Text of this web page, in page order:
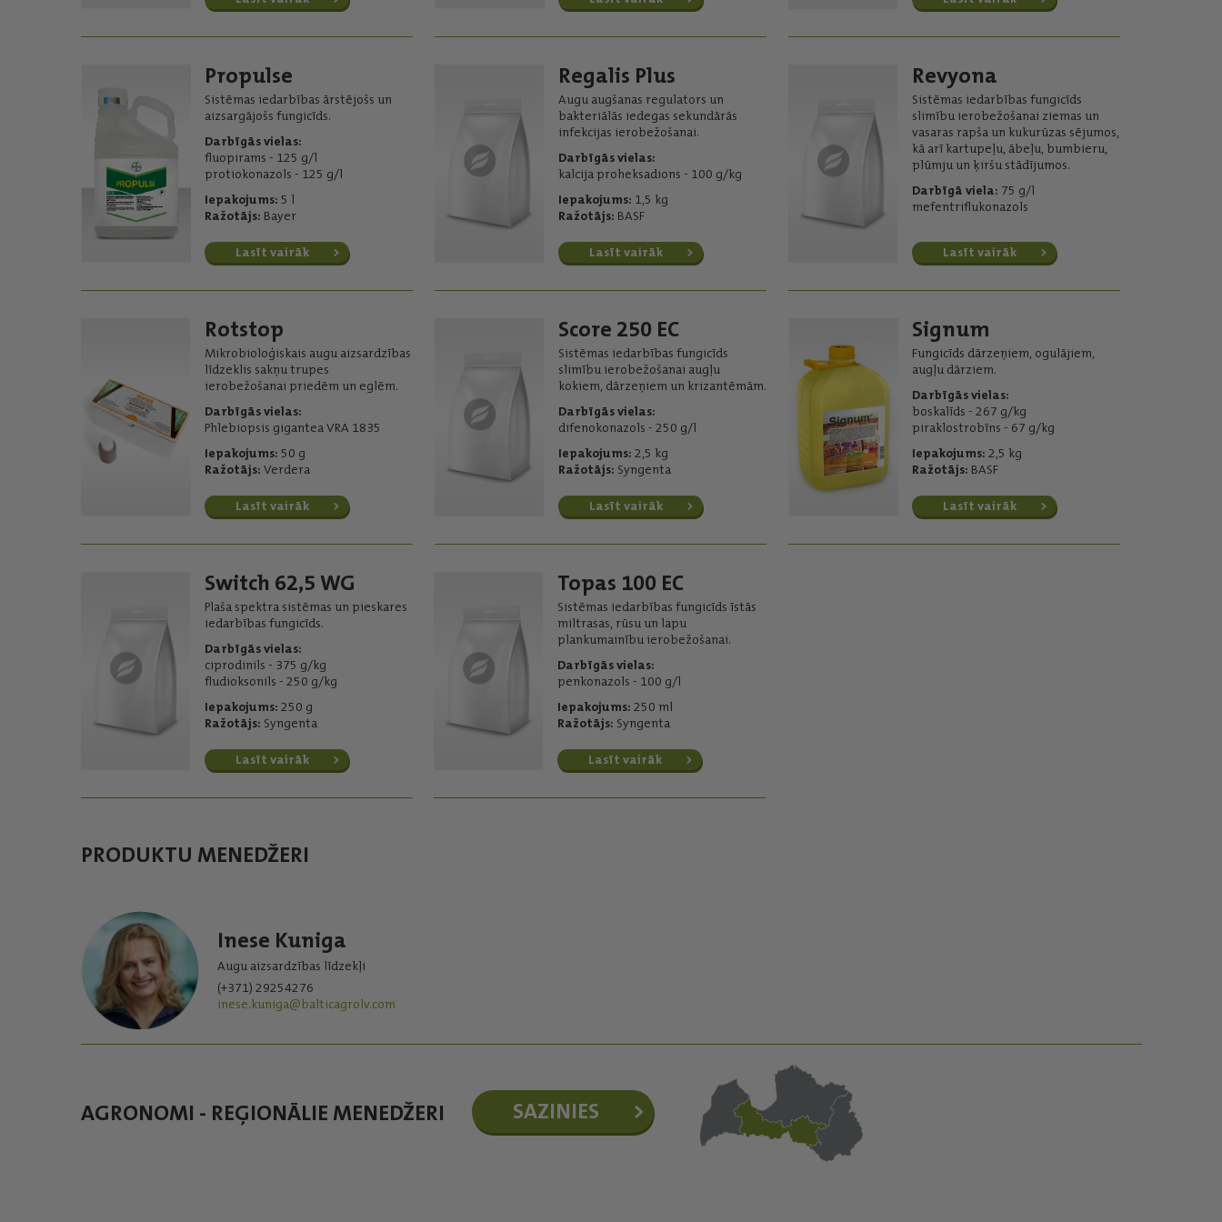
Propulse
Sistēmas iedarbības ārstējošs un
aizsargājošs fungicīds.
Darbīgās vielas:
fluopirams - 125 g/l
protiokonazols - 125 g/l
Iepakojums: 5 l
Ražotājs: Bayer
Lasīt vairāk
Regalis Plus
Augu augšanas regulators un
bakteriālās iedegas sekundārās
infekcijas ierobežošanai.
Darbīgās vielas:
kalcija proheksadions - 100 g/kg
Iepakojums: 1,5 kg
Ražotājs: BASF
Lasīt vairāk
Revyona
Sistēmas iedarbības fungicīds
slimību ierobežošanai ziemas un
vasaras rapša un kukurūzas sējumos,
kā arī kartupeļu, ābeļu, bumbieru,
plūmju un ķiršu stādījumos.
Darbīgā viela: 75 g/l
mefentriflukonazols
Lasīt vairāk
Rotstop
Mikrobioloģiskais augu aizsardzības
līdzeklis sakņu trupes
ierobežošanai priedēm un eglēm.
Darbīgās vielas:
Phlebiopsis giganteaVRA 1835
Iepakojums: 50 g
Ražotājs: Verdera
Lasīt vairāk
Score 250 EC
Sistēmas iedarbības fungicīds
slimību ierobežošanai augļu
kokiem, dārzeņiem un krizantēmām.
Darbīgās vielas:
difenokonazols - 250 g/l
Iepakojums: 2,5 kg
Ražotājs: Syngenta
Lasīt vairāk
Signum
Fungicīds dārzeņiem, ogulājiem,
augļu dārziem.
Darbīgās vielas:
boskalīds - 267 g/kg
piraklostrobīns - 67 g/kg
Iepakojums: 2,5 kg
Ražotājs: BASF
Lasīt vairāk
Switch 62,5 WG
Plaša spektra sistēmas un pieskares
iedarbības fungicīds.
Darbīgās vielas:
ciprodinils - 375 g/kg
fludioksonils - 250 g/kg
Iepakojums: 250 g
Ražotājs: Syngenta
Lasīt vairāk
Topas 100 EC
Sistēmas iedarbības fungicīds īstās
miltrasas, rūsu un lapu
plankumainību ierobežošanai.
Darbīgās vielas:
penkonazols - 100 g/l
Iepakojums: 250 ml
Ražotājs: Syngenta
Lasīt vairāk
PRODUKTU MENEDŽERI
Inese Kuniga
Augu aizsardzības līdzekļi
(+371) 29254276
inese.kuniga@balticagrolv.com
AGRONOMI - REĢIONĀLIE MENEDŽERI SAZINIES